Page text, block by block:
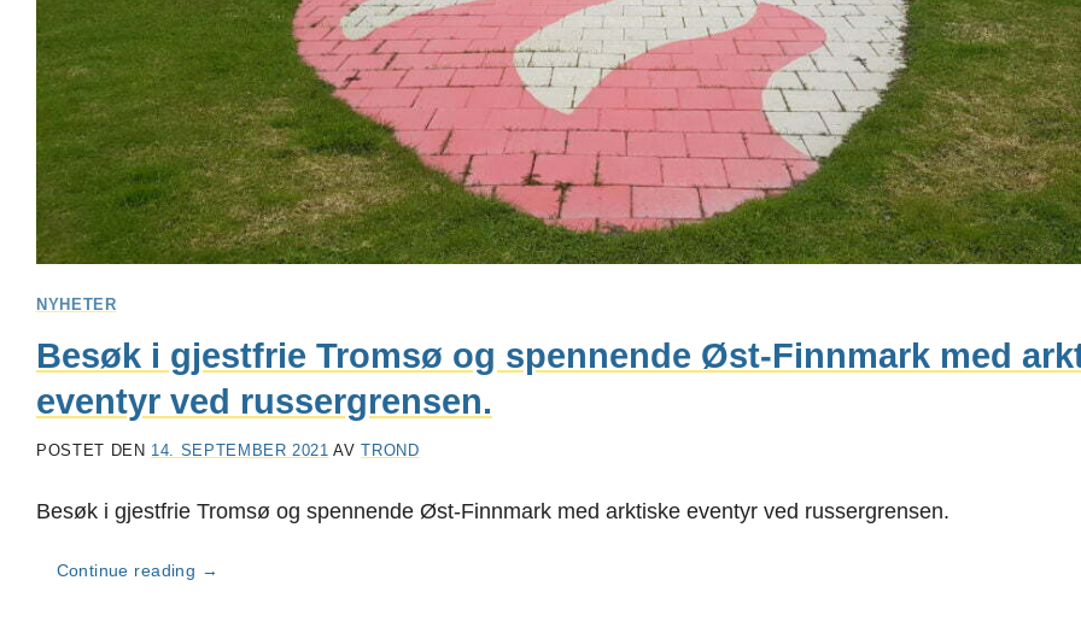
NYHETER
Besøk i gjestfrie Tromsø og spennende Øst-Finnmark med
eventyr ved russergrensen.
POSTET DEN 14. SEPTEMBER 2021 AVTROND
Besøk i gjestfrie Tromsø og spennende Øst-Finnmark med arktiske eventyr ved russergrensen.
Continue reading →